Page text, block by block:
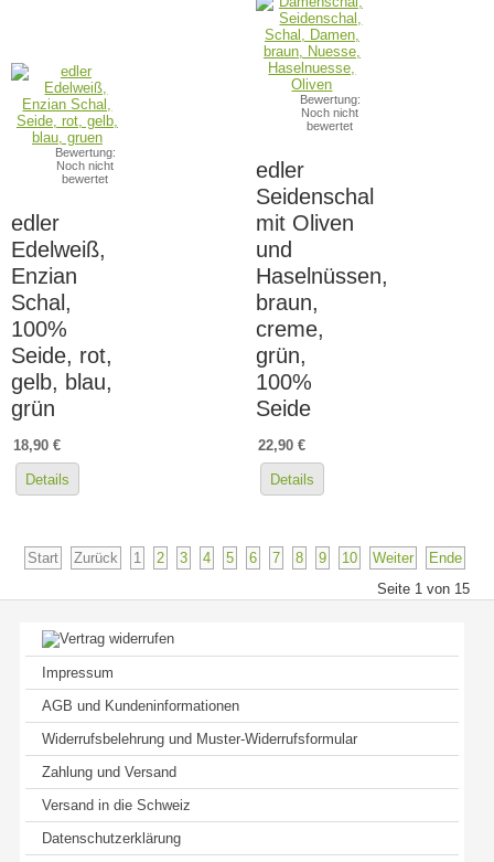
Bewertung:
Noch nicht
bewertet
edler
Edelweiß,
Enzian
Schal,
100%
Seide, rot,
gelb, blau,
grün
18,90 €
Details
Bewertung:
Noch nicht
bewertet
edler
Seidenschal
mit Oliven
und
Haselnüssen,
braun,
creme,
grün,
100%
Seide
22,90 €
Details
Start Zurück 1 2 3 4 5 6 7 8 9 10 Weiter
Ende
Seite 1 von 15
Impressum
AGB und Kundeninformationen
Widerrufsbelehrung und Muster-Widerrufsformular
Zahlung und Versand
Versand in die Schweiz
Datenschutzerklärung